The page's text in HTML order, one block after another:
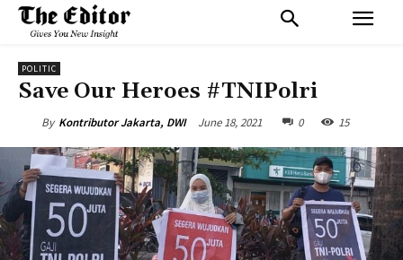
POLITIC
Save Our Heroes #TNIPolri
By Kontributor Jakarta, DWI June 18, 2021 0 15